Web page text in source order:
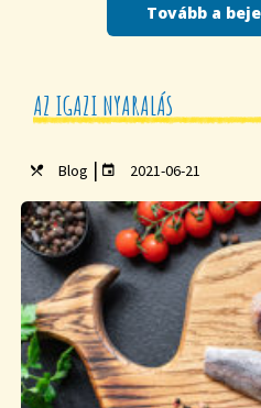
Tovább a
AZ IGAZI NYARALÁS
Blog | 2021-06-21